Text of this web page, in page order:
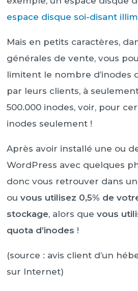
espace disque soi-disant
Mais en petits caractères,
générales de vente, vous
limitent le nombre d’inodes
par leurs clients, à
500.000 inodes, voir, pour
inodes seulement !
Après avoir installé une ou
WordPress avec quelques
donc vous retrouver dans
ou vous utilisez 0,5% de
stockage, alors que vous
quota d’inodes !
(source : avis client d’un
sur Internet)